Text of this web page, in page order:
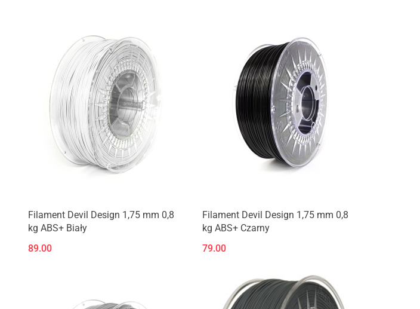
Filament Devil Design 1,75 mm 0,8
kg ABS+ Biały
89.00
Filament Devil Design 1,75 mm 0,8
kg ABS+ Czarny
79.00